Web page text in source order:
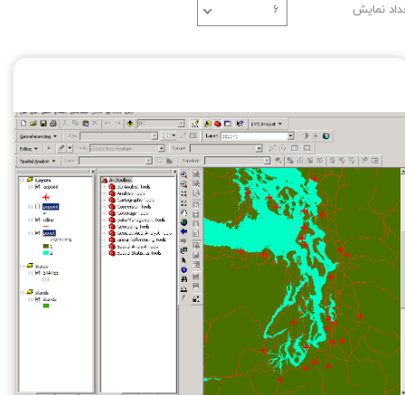
نمایش ۶